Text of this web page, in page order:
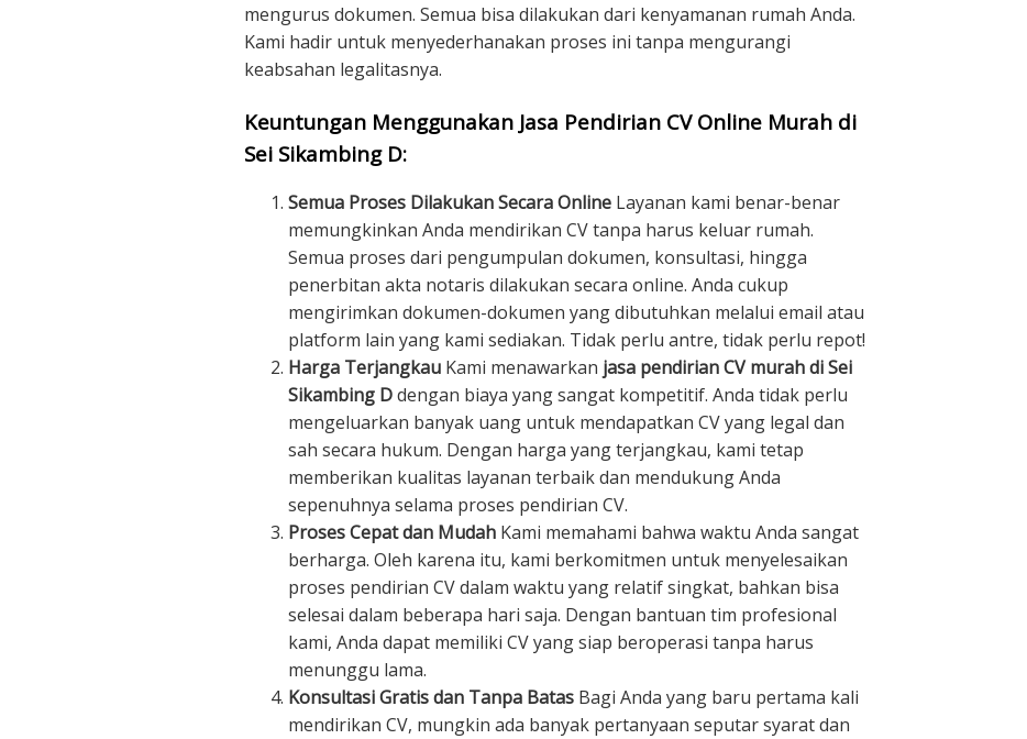
mengurus dokumen. Semua bisa dilakukan dari kenyamanan rumah Anda.
Kami hadir untuk menyederhanakan proses ini tanpa mengurangi
keabsahan legalitasnya.
Keuntungan Menggunakan Jasa Pendirian CV Online Murah di
Sei Sikambing D:
Semua Proses Dilakukan Secara Online Layanan kami benar-benar
memungkinkan Anda mendirikan CV tanpa harus keluar rumah.
Semua proses dari pengumpulan dokumen, konsultasi, hingga
penerbitan akta notaris dilakukan secara online. Anda cukup
mengirimkan dokumen-dokumen yang dibutuhkan melalui email atau
platform lain yang kami sediakan. Tidak perlu antre, tidak perlu repot!
Harga Terjangkau Kami menawarkan jasa pendirian CV murah di Sei
Sikambing Ddengan biaya yang sangat kompetitif. Anda tidak perlu
mengeluarkan banyak uang untuk mendapatkan CV yang legal dan
sah secara hukum. Dengan harga yang terjangkau, kami tetap
memberikan kualitas layanan terbaik dan mendukung Anda
sepenuhnya selama proses pendirian CV.
Proses Cepat dan Mudah Kami memahami bahwa waktu Anda sangat
berharga. Oleh karena itu, kami berkomitmen untuk menyelesaikan
proses pendirian CV dalam waktu yang relatif singkat, bahkan bisa
selesai dalam beberapa hari saja. Dengan bantuan tim profesional
kami, Anda dapat memiliki CV yang siap beroperasi tanpa harus
menunggu lama.
Konsultasi Gratis dan Tanpa Batas Bagi Anda yang baru pertama kali
mendirikan CV, mungkin ada banyak pertanyaan seputar syarat dan